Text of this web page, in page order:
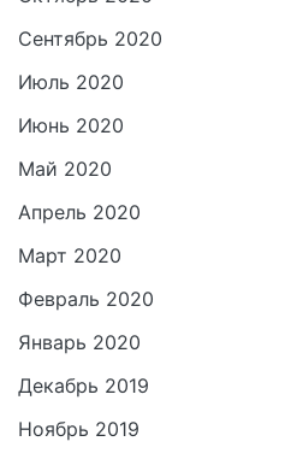
Сентябрь 2020
Июль 2020
Июнь 2020
Май 2020
Апрель 2020
Март 2020
Февраль 2020
Январь 2020
Декабрь 2019
Ноябрь 2019